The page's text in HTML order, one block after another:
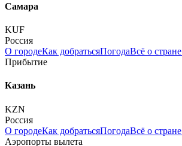
Самара
KUF
Россия
О городеКак добратьсяПогодаВсё о
Прибытие
Казань
KZN
Россия
О городеКак добратьсяПогодаВсё о
Аэропорты вылета